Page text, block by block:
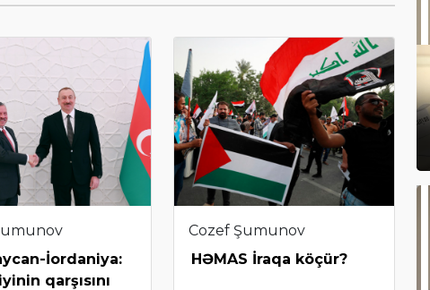
İordaniya:
qarşısını
Cozef Şumunov
HƏMAS İraqa köçür?